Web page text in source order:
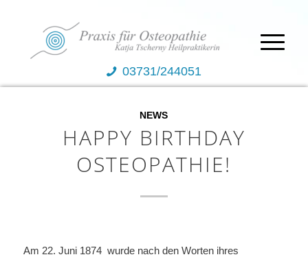
03731/244051
NEWS
HAPPY BIRTHDAY
OSTEOPATHIE!
Am 22. Juni 1874 wurde nach den Worten ihres